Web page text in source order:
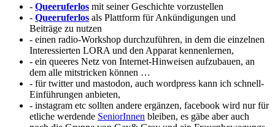
- Queeruferlos mit seiner Geschichte vorzustellen
- Queeruferlos als Plattform für Ankündigungen und
Beiträge zu nutzen
- einen radio-Workshop durchzuführen, in dem die einzelnen
Interessierten LORA und den Apparat kennenlernen,
- ein queeres Netz von Internet-Hinweisen aufzubauen, an
dem alle mitstricken können …
- für twitter und mastodon, auch wordpress kann ich schnell-
Einführungen anbieten,
- instagram etc sollten andere ergänzen, facebook wird nur für
etliche werdende SeniorInnen bleiben, es gäbe aber auch